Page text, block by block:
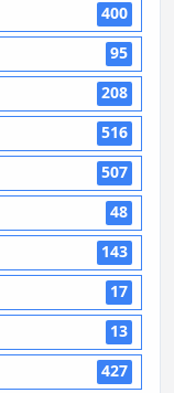
400
95
208
516
507
48
143
17
13
427